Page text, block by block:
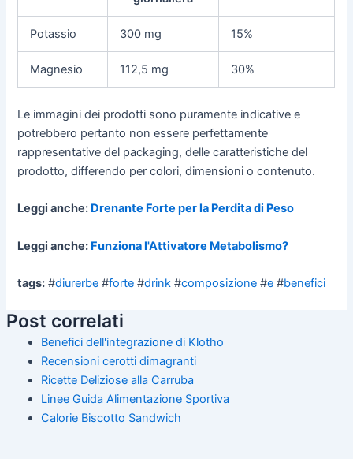
Potassio 300 mg 15%
Magnesio 112,5 mg 30%
Le immagini dei prodotti sono puramente indicative e
potrebbero pertanto non essere perfettamente
rappresentative del packaging, delle caratteristiche del
prodotto, differendo per colori, dimensioni o contenuto.
Leggi anche: Drenante Forte per la Perdita di Peso
Leggi anche: Funziona l'Attivatore Metabolismo?
tags: #diurerbe #forte #drink #composizione #e #benefici
Post correlati
Benefici dell'integrazione di Klotho
Recensioni cerotti dimagranti
Ricette Deliziose alla Carruba
Linee Guida Alimentazione Sportiva
Calorie Biscotto Sandwich